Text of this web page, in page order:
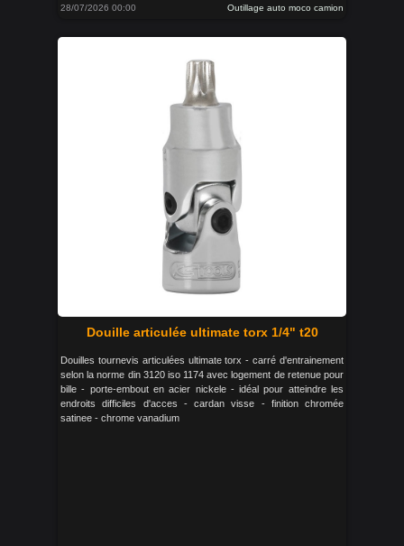
28/07/2026 00:00 Outillage auto moco camion
Douille articulée ultimate torx 1/4" t20
Douilles tournevis articulées ultimate torx - carré d'entrainement
selon la norme din 3120 iso 1174 avec logement de retenue pour
bille - porte-embout en acier nickele - idéal pour atteindre les
endroits difficiles d'acces - cardan visse - finition chromée
satinee - chrome vanadium